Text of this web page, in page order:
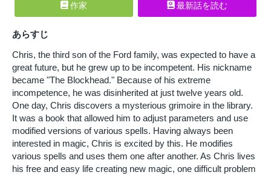
作家 最新話を読む
あらすじ
Chris, the third son of the Ford family, was expected to have a
great future, but he grew up to be incompetent. His nickname
became "The Blockhead." Because of his extreme
incompetence, he was disinherited at just twelve years old.
One day, Chris discovers a mysterious grimoire in the library.
It was a book that allowed him to adjust parameters and use
modified versions of various spells. Having always been
interested in magic, Chris is excited by this. He modifies
various spells and uses them one after another. As Chris lives
his free and easy life creating new magic, one difficult problem